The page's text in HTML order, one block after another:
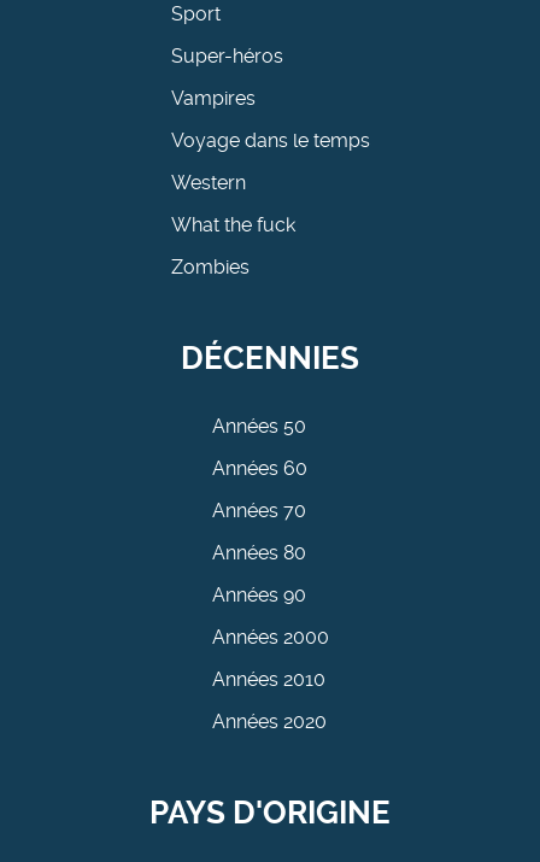
Sport
Super-héros
Vampires
Voyage dans le temps
Western
What the fuck
Zombies
DÉCENNIES
Années 50
Années 60
Années 70
Années 80
Années 90
Années 2000
Années 2010
Années 2020
PAYS D'ORIGINE